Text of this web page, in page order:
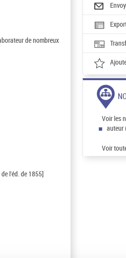
de nombreux
l'éd. de 1855]
Voir les
auteur
Voir